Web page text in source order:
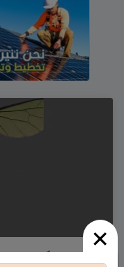
×
صغير، ذكي